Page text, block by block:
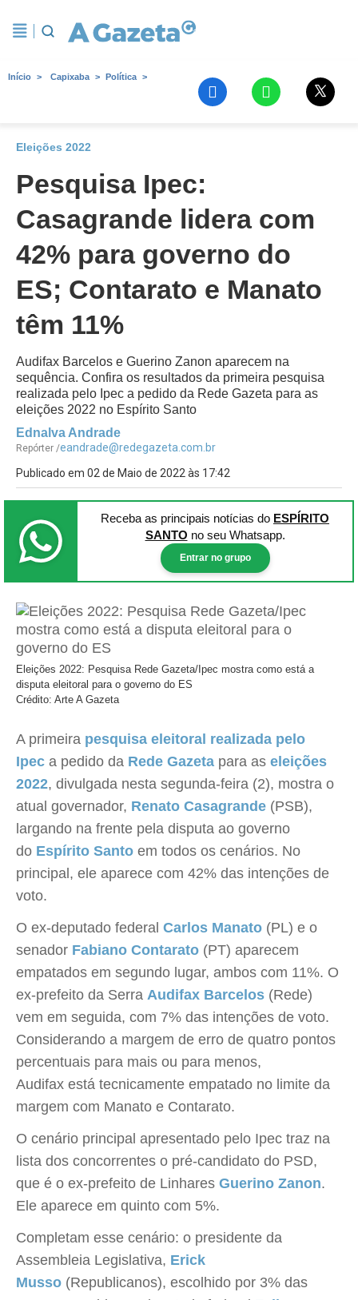
Início Capixaba Política
Eleições 2022
Pesquisa Ipec:
Casagrande lidera com
42% para governo do
ES; Contarato e Manato
têm 11%
Audifax Barcelos e Guerino Zanon aparecem na
sequência. Confira os resultados da primeira pesquisa
realizada pelo Ipec a pedido da Rede Gazeta para as
eleições 2022 no Espírito Santo
Ednalva Andrade
Repórter /eandrade@redegazeta.com.br
Publicado em 02 de Maio de 2022 às 17:42
Receba as principais notícias do ESPÍRITO
SANTO no seu Whatsapp.
Entrar no grupo
Eleições 2022: Pesquisa Rede Gazeta/Ipec mostra como está a
disputa eleitoral para o governo do ES
Crédito: Arte A Gazeta
A primeira pesquisa eleitoral realizada pelo
Ipec a pedido da Rede Gazeta para as eleições
2022, divulgada nesta segunda-feira (2), mostra o
atual governador, Renato Casagrande (PSB),
largando na frente pela disputa ao governo
do Espírito Santo em todos os cenários. No
principal, ele aparece com 42% das intenções de
voto.
O ex-deputado federal Carlos Manato (PL) e o
senador Fabiano Contarato (PT) aparecem
empatados em segundo lugar, ambos com 11%. O
ex-prefeito da Serra Audifax Barcelos (Rede)
vem em seguida, com 7% das intenções de voto.
Considerando a margem de erro de quatro pontos
percentuais para mais ou para menos,
Audifax está tecnicamente empatado no limite da
margem com Manato e Contarato.
O cenário principal apresentado pelo Ipec traz na
lista dos concorrentes o pré-candidato do PSD,
que é o ex-prefeito de Linhares Guerino Zanon.
Ele aparece em quinto com 5%.
Completam esse cenário: o presidente da
Assembleia Legislativa, Erick
Musso (Republicanos), escolhido por 3% das